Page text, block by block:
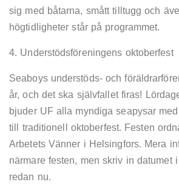
sig med båtarna, smått tilltugg och
högtidligheter står på programmet.
4. Understödsföreningens oktoberfest
Seaboys understöds- och
år, och det ska självfallet firas!
bjuder UF alla myndiga seapysar
till traditionell oktoberfest. Festen
Arbetets Vänner i Helsingfors. Mera
närmare festen, men skriv in datumet
redan nu.